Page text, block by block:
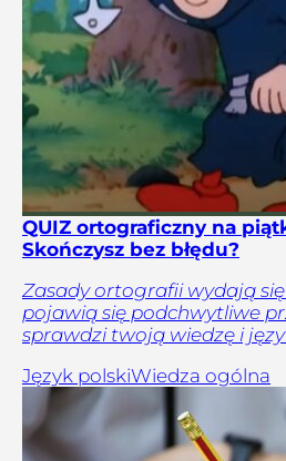
QUIZ ortograficzny na
Skończysz bez błędu?
Zasady ortografii wydają
pojawią się podchwytliwe
sprawdzi twoją wiedzę i
Język polskiWiedza ogólna